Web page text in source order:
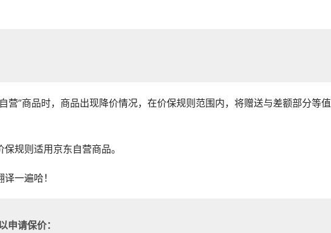
营”商品时，商品出现降价情况，在价保规则范围内，将赠送与差额部分等值
规则适用京东自营商品。
一遍哈！
申请保价：